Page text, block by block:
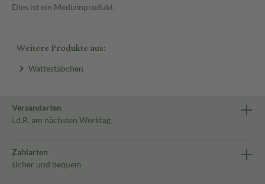
Dies ist ein Medizinprodukt.
Weitere Produkte aus:
Wattestäbchen
Versandarten
i.d.R. am nächsten Werktag
Zahlarten
sicher und bequem